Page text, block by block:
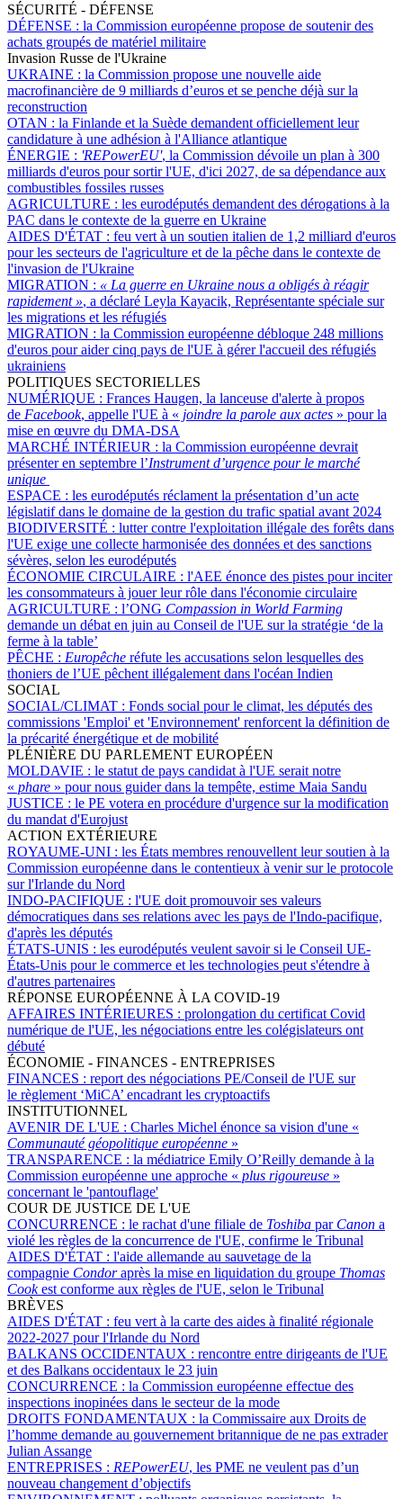
SÉCURITÉ - DÉFENSE
DÉFENSE : la Commission européenne propose de soutenir des
achats groupés de matériel militaire
Invasion Russe de l'Ukraine
UKRAINE : la Commission propose une nouvelle aide
macrofinancière de 9 milliards d’euros et se penche déjà sur la
reconstruction
OTAN : la Finlande et la Suède demandent officiellement leur
candidature à une adhésion à l'Alliance atlantique
ÉNERGIE : 'REPowerEU', la Commission dévoile un plan à 300
milliards d'euros pour sortir l'UE, d'ici 2027, de sa dépendance aux
combustibles fossiles russes
AGRICULTURE : les eurodéputés demandent des dérogations à la
PAC dans le contexte de la guerre en Ukraine
AIDES D'ÉTAT : feu vert à un soutien italien de 1,2 milliard d'euros
pour les secteurs de l'agriculture et de la pêche dans le contexte de
l'invasion de l'Ukraine
MIGRATION : « La guerre en Ukraine nous a obligés à réagir
rapidement », a déclaré Leyla Kayacik, Représentante spéciale sur
les migrations et les réfugiés
MIGRATION : la Commission européenne débloque 248 millions
d'euros pour aider cinq pays de l'UE à gérer l'accueil des réfugiés
ukrainiens
POLITIQUES SECTORIELLES
NUMÉRIQUE : Frances Haugen, la lanceuse d'alerte à propos
de Facebook, appelle l'UE à « joindre la parole aux actes » pour la
mise en œuvre du DMA-DSA
MARCHÉ INTÉRIEUR : la Commission européenne devrait
présenter en septembre l’Instrument d’urgence pour le marché
unique
ESPACE : les eurodéputés réclament la présentation d’un acte
législatif dans le domaine de la gestion du trafic spatial avant 2024
BIODIVERSITÉ : lutter contre l'exploitation illégale des forêts dans
l'UE exige une collecte harmonisée des données et des sanctions
sévères, selon les eurodéputés
ÉCONOMIE CIRCULAIRE : l'AEE énonce des pistes pour inciter
les consommateurs à jouer leur rôle dans l'économie circulaire
AGRICULTURE : l’ONG Compassion in World Farming
demande un débat en juin au Conseil de l'UE sur la stratégie ‘de la
ferme à la table’
PÊCHE : Europêche réfute les accusations selon lesquelles des
thoniers de l’UE pêchent illégalement dans l'océan Indien
SOCIAL
SOCIAL/CLIMAT : Fonds social pour le climat, les députés des
commissions 'Emploi' et 'Environnement' renforcent la définition de
la précarité énergétique et de mobilité
PLÉNIÈRE DU PARLEMENT EUROPÉEN
MOLDAVIE : le statut de pays candidat à l'UE serait notre
« phare » pour nous guider dans la tempête, estime Maia Sandu
JUSTICE : le PE votera en procédure d'urgence sur la modification
du mandat d'Eurojust
ACTION EXTÉRIEURE
ROYAUME-UNI : les États membres renouvellent leur soutien à la
Commission européenne dans le contentieux à venir sur le protocole
sur l'Irlande du Nord
INDO-PACIFIQUE : l'UE doit promouvoir ses valeurs
démocratiques dans ses relations avec les pays de l'Indo-pacifique,
d'après les députés
ÉTATS-UNIS : les eurodéputés veulent savoir si le Conseil UE-
États-Unis pour le commerce et les technologies peut s'étendre à
d'autres partenaires
RÉPONSE EUROPÉENNE À LA COVID-19
AFFAIRES INTÉRIEURES : prolongation du certificat Covid
numérique de l'UE, les négociations entre les colégislateurs ont
débuté
ÉCONOMIE - FINANCES - ENTREPRISES
FINANCES : report des négociations PE/Conseil de l'UE sur
le règlement ‘MiCA’ encadrant les cryptoactifs
INSTITUTIONNEL
AVENIR DE L'UE : Charles Michel énonce sa vision d'une «
Communauté géopolitique européenne »
TRANSPARENCE : la médiatrice Emily O’Reilly demande à la
Commission européenne une approche « plus rigoureuse »
concernant le 'pantouflage'
COUR DE JUSTICE DE L'UE
CONCURRENCE : le rachat d'une filiale de Toshiba par Canon a
violé les règles de la concurrence de l'UE, confirme le Tribunal
AIDES D'ÉTAT : l'aide allemande au sauvetage de la
compagnie Condoraprès la mise en liquidation du groupe Thomas
Cookest conforme aux règles de l'UE, selon le Tribunal
BRÈVES
AIDES D'ÉTAT : feu vert à la carte des aides à finalité régionale
2022-2027 pour l'Irlande du Nord
BALKANS OCCIDENTAUX : rencontre entre dirigeants de l'UE
et des Balkans occidentaux le 23 juin
CONCURRENCE : la Commission européenne effectue des
inspections inopinées dans le secteur de la mode
DROITS FONDAMENTAUX : la Commissaire aux Droits de
l’homme demande au gouvernement britannique de ne pas extrader
Julian Assange
ENTREPRISES : REPowerEU, les PME ne veulent pas d’un
nouveau changement d’objectifs